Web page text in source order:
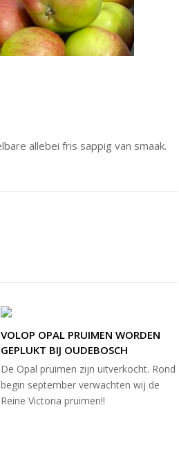
allebei fris sappig van smaak.
VOLOP OPAL PRUIMEN WORDEN
GEPLUKT BIJ OUDEBOSCH
De Opal pruimen zijn uitverkocht. Rond
begin september verwachten wij de
Reine Victoria pruimen!!